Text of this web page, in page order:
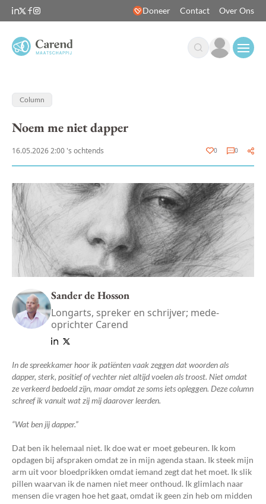
Doneer Contact Over Ons
Column
Noem me niet dapper
16.05.2026 2:00 's ochtends 0 0
Sander de Hosson
Longarts, spreker en schrijver; mede-
oprichter Carend
In de spreekkamer hoor ik patiënten vaak zeggen dat woorden als
dapper, sterk, positief of vechter niet altijd voelen als troost. Niet omdat
ze verkeerd bedoeld zijn, maar omdat ze soms iets opleggen. Deze column
schreef ik vanuit wat zij mij daarover leerden.
“Wat ben jij dapper.”
Dat ben ik helemaal niet. Ik doe wat er moet gebeuren. Ik kom
opdagen bij afspraken omdat ze in mijn agenda staan. Ik steek mijn
arm uit voor bloedprikken omdat iemand zegt dat het moet. Ik slik
pillen waarvan ik de namen niet meer onthoud. Ik glimlach naar
mensen die vragen hoe het gaat, omdat ik geen zin heb om midden